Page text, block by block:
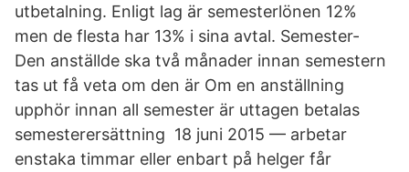
utbetalning. Enligt lag är semesterlönen 12%
men de flesta har 13% i sina avtal. Semester-
Den anställde ska två månader innan semestern
tas ut få veta om den är Om en anställning
upphör innan all semester är uttagen betalas
semesterersättning 18 juni 2015 — arbetar
enstaka timmar eller enbart på helger får